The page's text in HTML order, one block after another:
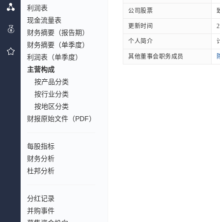
利润表
现金流量表
财务摘要（报告期）
财务摘要（单季度）
利润表（单季度）
主营构成
按产品分类
按行业分类
按地区分类
财报原始文件（PDF）
每股指标
财务分析
杜邦分析
分红记录
并购事件
公司股票
更新时间
个人简介
其他董事会职务成员